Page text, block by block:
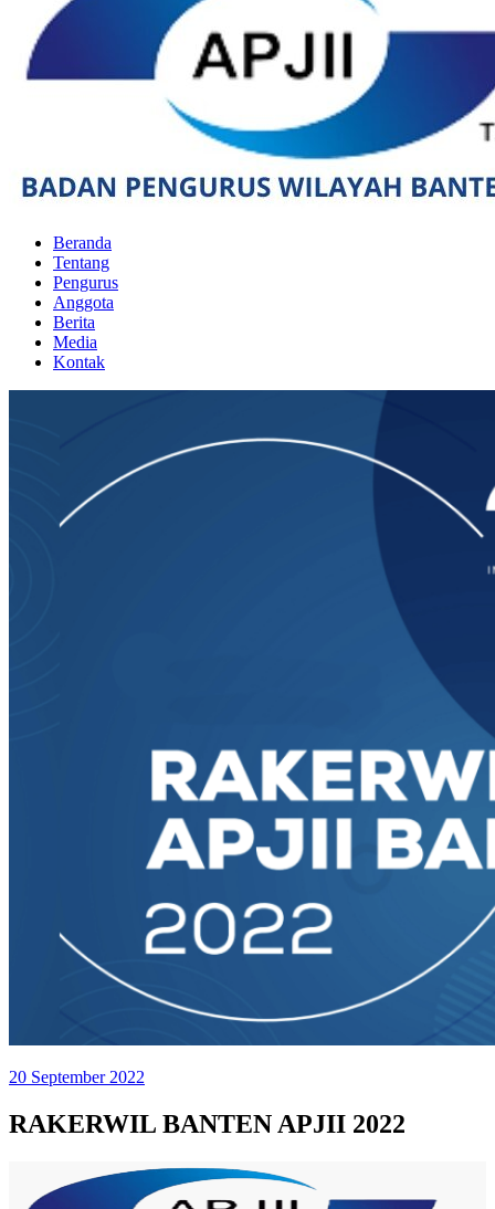
Beranda
Tentang
Pengurus
Anggota
Berita
Media
Kontak
20 September 2022
RAKERWIL BANTEN APJII 2022